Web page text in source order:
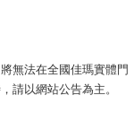
無法在全國佳瑪實體門
請以網站公告為主。